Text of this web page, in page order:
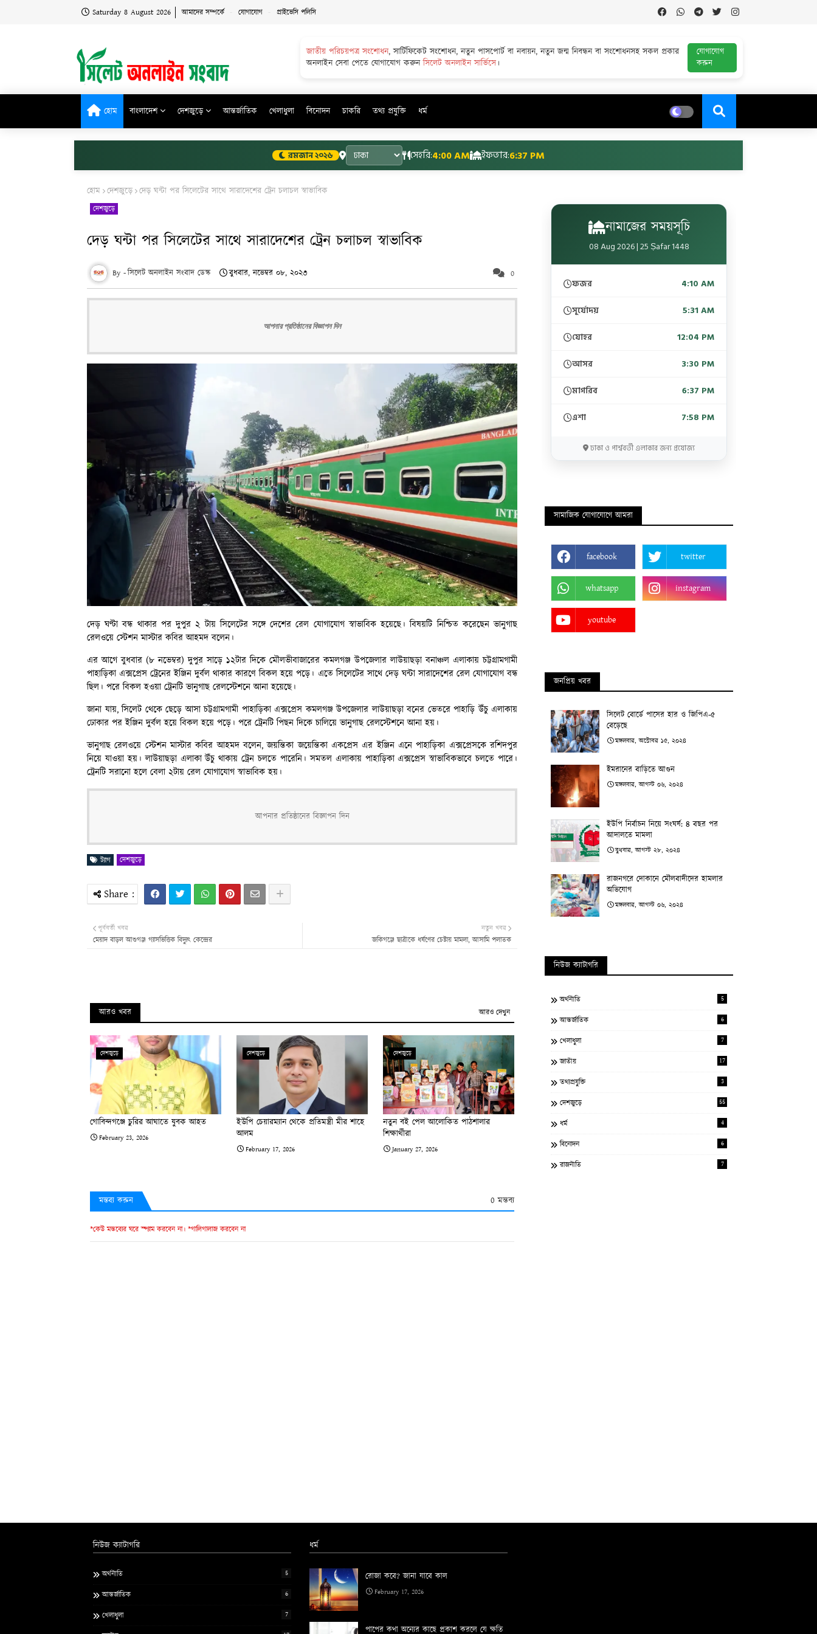
Saturday 8 August 2026 আমাদের সম্পর্কে যোগাযোগ প্রাইভেসি পলিসি
জাতীয় পরিচয়পত্র সংশোধন, সার্টিফিকেট সংশোধন, নতুন পাসপোর্ট বা নবায়ন, নতুন জন্ম নিবন্ধন বা সংশোধনসহ সকল প্রকার
অনলাইন সেবা পেতে যোগাযোগ করুনসিলেট অনলাইন সার্ভিসে ।
যোগাযোগ
করুন
হোম বাংলাদেশ দেশজুড়ে আন্তর্জাতিক খেলাধুলা বিনোদন চাকরি তথ্য প্রযুক্তি ধর্ম
রমজান ২০২৬ সেহরি:4:00 AM ইফতার:6:37 PM
হোম দেশজুড়ে দেড় ঘন্টা পর সিলেটের সাথে সারাদেশের ট্রেন চলাচল স্বাভাবিক
দেশজুড়ে
দেড় ঘন্টা পর সিলেটের সাথে সারাদেশের ট্রেন চলাচল স্বাভাবিক
সিলেট অনলাইন সংবাদ ডেস্ক বুধবার, নভেম্বর ০৮, ২০২৩ 0
আপনার প্রতিষ্ঠানের বিজ্ঞাপন দিন
দেড় ঘণ্টা বন্ধ থাকার পর দুপুর ২ টায় সিলেটের সঙ্গে দেশের রেল যোগাযোগ স্বাভাবিক হয়েছে। বিষয়টি নিশ্চিত করেছেন ভানুগাছ
রেলওয়ে স্টেশন মাস্টার কবির আহমদ বলেন।
এর আগে বুধবার (৮ নভেম্বর) দুপুর সাড়ে ১২টার দিকে মৌলভীবাজারের কমলগঞ্জ উপজেলার লাউয়াছড়া বনাঞ্চল এলাকায় চট্টগ্রামগামী
পাহাড়িকা এক্সপ্রেস ট্রেনের ইঞ্জিন দুর্বল থাকার কারণে বিকল হয়ে পড়ে। এতে সিলেটের সাথে দেড় ঘন্টা সারাদেশের রেল যোগাযোগ বন্ধ
ছিল। পরে বিকল হওয়া ট্রেনটি ভানুগাছ রেলস্টেশনে আনা হয়েছে।
জানা যায়, সিলেট থেকে ছেড়ে আসা চট্টগ্রামগামী পাহাড়িকা এক্সপ্রেস কমলগঞ্জ উপজেলার লাউয়াছড়া বনের ভেতরে পাহাড়ি উঁচু এলাকায়
ঢোকার পর ইঞ্জিন দুর্বল হয়ে বিকল হয়ে পড়ে। পরে ট্রেনটি পিছন দিকে চালিয়ে ভানুগাছ রেলস্টেশনে আনা হয়।
ভানুগাছ রেলওয়ে স্টেশন মাস্টার কবির আহমদ বলেন, জয়ন্তিকা জয়েন্তিকা একপ্রেস এর ইঞ্জিন এনে পাহাড়িকা এক্সপ্রেসকে রশিদপুর
নিয়ে যাওয়া হয়। লাউয়াছড়া এলাকা উঁচু থাকায় ট্রেন চলতে পারেনি। সমতল এলাকায় পাহাড়িকা এক্সপ্রেস স্বাভাবিকভাবে চলতে পারে।
ট্রেনটি সরানো হলে বেলা ২টায় রেল যোগাযোগ স্বাভাবিক হয়।
আপনার প্রতিষ্ঠানের বিজ্ঞাপন দিন
ট্যাগ দেশজুড়ে
নতুন খবর
জকিগঞ্জে ছাত্রীকে ধর্ষণের চেষ্টায় মামলা, আসামি পলাতক
পূর্ববর্তী খবর
মেয়াদ বাড়ল আশুগঞ্জ গ্যাসভিত্তিক বিদ্যুৎ কেন্দ্রের
আরও খবর আরও দেখুন
দেশজুড়ে
গোবিন্দগঞ্জে চুরির আঘাতে যুবক আহত
February 23, 2026
দেশজুড়ে
ইউপি চেয়ারম্যান থেকে প্রতিমন্ত্রী মীর শাহে
আলম
February 17, 2026
দেশজুড়ে
নতুন বই পেল আলোকিত পাঠশালার
শিক্ষার্থীরা
January 27, 2026
মন্তব্য করুন 0 মন্তব্য
*কেউ মন্তব্যের ঘরে স্প্যাম করবেন না। *গালিগালাজ করবেন না
নামাজের সময়সূচি
08 Aug 2026 | 25 Ṣafar 1448
ফজর
4:10 AM
সূর্যোদয়
5:31 AM
যোহর
12:04 PM
আসর
3:30 PM
মাগরিব
6:37 PM
এশা
7:58 PM
ঢাকা ও পার্শ্ববর্তী এলাকার জন্য প্রযোজ্য
সামাজিক যোগাযোগে আমরা
facebook twitter
whatsapp instagram
youtube
জনপ্রিয় খবর
সিলেট বোর্ডে পাসের হার ও জিপিএ-৫
বেড়েছে
মঙ্গলবার, অক্টোবর ১৫, ২০২৪
ইমরানের বাড়িতে আগুন
মঙ্গলবার, আগস্ট ০৬, ২০২৪
ইউপি নির্বাচন নিয়ে সংঘর্ষ: ৪ বছর পর
আদালতে মামলা
বুধবার, আগস্ট ২৮, ২০২৪
রাজনগরে দোকানে মৌলবাদীদের হামলার
অভিযোগ
মঙ্গলবার, আগস্ট ০৬, ২০২৪
নিউজ ক্যাটাগরি
অর্থনীতি 5
আন্তর্জাতিক 6
খেলাধুলা 7
জাতীয় 17
তথ্যপ্রযুক্তি 3
দেশজুড়ে 55
ধর্ম 4
বিনোদন 6
রাজনীতি 7
নিউজ ক্যাটাগরি
অর্থনীতি 5
আন্তর্জাতিক 6
খেলাধুলা 7
ধর্ম
রোজা কবে? জানা যাবে কাল
February 17, 2026
পাপের কথা অন্যের কাছে প্রকাশ করলে যে ক্ষতি